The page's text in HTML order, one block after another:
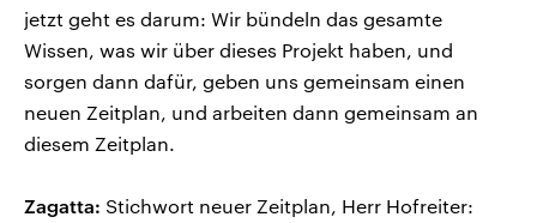
jetzt geht es darum: Wir bündeln das gesamte
Wissen, was wir über dieses Projekt haben, und
sorgen dann dafür, geben uns gemeinsam einen
neuen Zeitplan, und arbeiten dann gemeinsam an
diesem Zeitplan.
Zagatta: Stichwort neuer Zeitplan, Herr Hofreiter: